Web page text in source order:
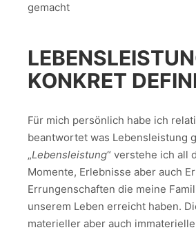
gemacht
KONKRET
Für mich persönlich habe ich
beantwortet was Lebensleistung
„Lebensleistung“ verstehe ich all
Momente, Erlebnisse aber auch
Errungenschaften die meine
unserem Leben erreicht haben.
materieller aber auch